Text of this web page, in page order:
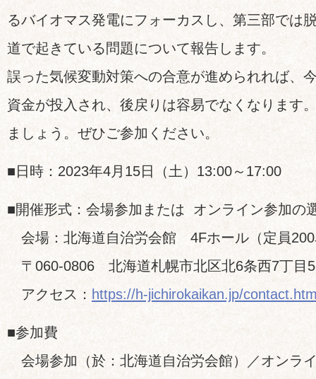
るバイオマス発電にフォーカスし、第三部では
道で起きている問題について報告します。
誤った気候変動対策への合意が進められれば、
資金が投入され、後戻りは容易でなくなります
ましょう。ぜひご参加ください。
■日時：2023年4月15日（土）13:00～17:00
■開催形式：会場参加または オンライン参加の
会場：北海道自治労会館 4Fホール（定員
〒060-0806 北海道札幌市北区北6条西7丁目
アクセス： https://h-jichirokaikan.jp/
■参加費
会場参加（於：北海道自治労会館）／オンラ